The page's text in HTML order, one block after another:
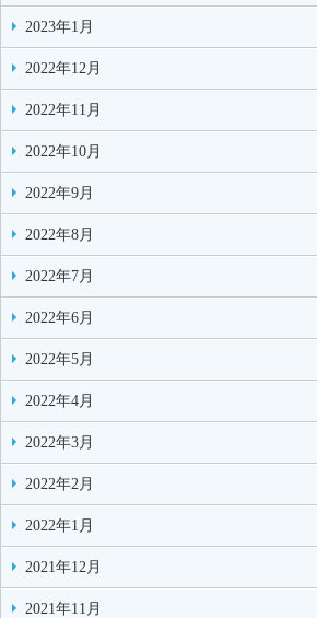
2023年1月
2022年12月
2022年11月
2022年10月
2022年9月
2022年8月
2022年7月
2022年6月
2022年5月
2022年4月
2022年3月
2022年2月
2022年1月
2021年12月
2021年11月